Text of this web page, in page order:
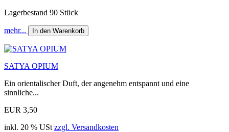
Lagerbestand 90 Stück
mehr... In den Warenkorb
SATYA OPIUM
Ein orientalischer Duft, der angenehm entspannt und eine
sinnliche...
EUR 3,50
inkl. 20 % USt zzgl. Versandkosten